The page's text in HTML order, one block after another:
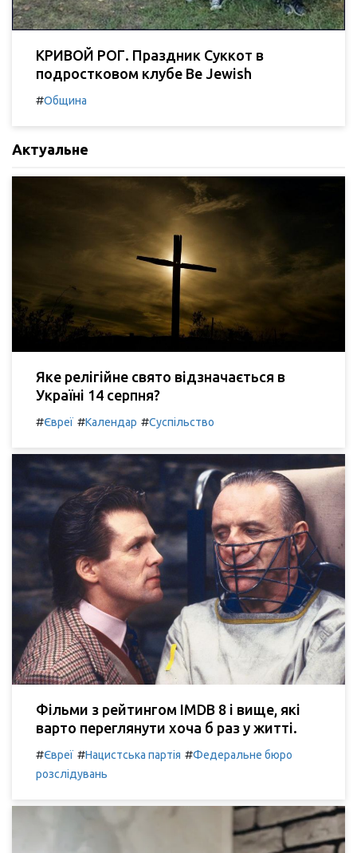
КРИВОЙ РОГ. Праздник Суккот в
подростковом клубе Be Jewish
#Община
Актуальне
Яке релігійне свято відзначається в
Україні 14 серпня?
#Євреї #Календар #Суспільство
Фільми з рейтингом IMDB 8 і вище, які
варто переглянути хоча б раз у житті.
#Євреї #Нацистська партія #Федеральне бюро
розслідувань